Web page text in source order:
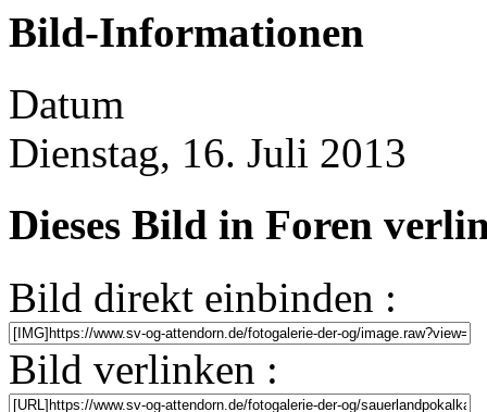
Bild-Informationen
Datum
Dienstag, 16. Juli 2013
Dieses Bild in Foren
Bild direkt einbinden :
Bild verlinken :